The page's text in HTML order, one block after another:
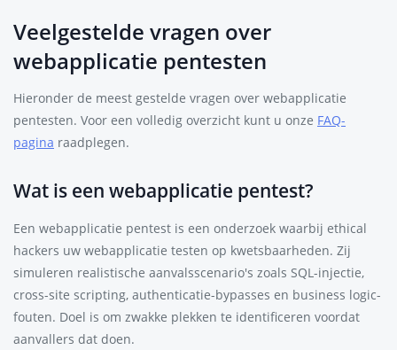
Veelgestelde vragen over
webapplicatie pentesten
Hieronder de meest gestelde vragen over webapplicatie
pentesten. Voor een volledig overzicht kunt u onze FAQ-
pagina raadplegen.
Wat is een webapplicatie pentest?
Een webapplicatie pentest is een onderzoek waarbij ethical
hackers uw webapplicatie testen op kwetsbaarheden. Zij
simuleren realistische aanvalsscenario's zoals SQL-injectie,
cross-site scripting, authenticatie-bypasses en business logic-
fouten. Doel is om zwakke plekken te identificeren voordat
aanvallers dat doen.